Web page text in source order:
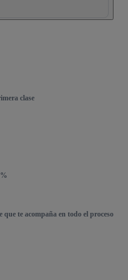
clase
te acompaña en todo el proceso